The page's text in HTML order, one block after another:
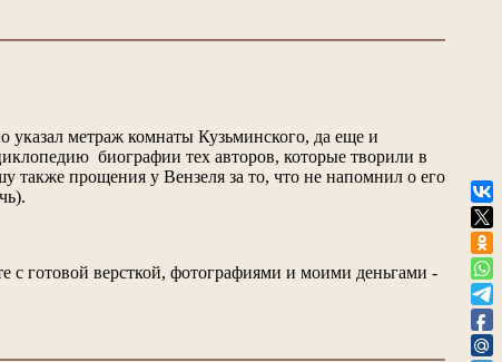
указал метраж комнаты Кузьминского, да еще и
биографии тех авторов, которые творили в
также прощения у Вензеля за то, что не напомнил о его
с готовой версткой, фотографиями и моими деньгами -